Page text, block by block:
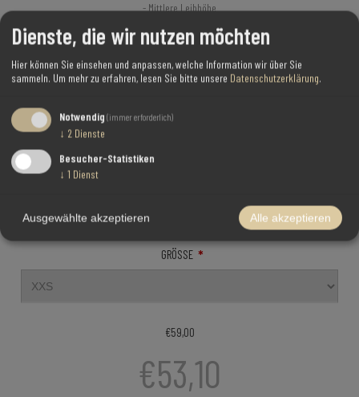
- Mittlere Leibhöhe
Verfügbarkeit: Bitte wählen Sie das/die gewünschte(n) Attribut(e) aus
Hersteller:
GRÖSSE *
€59,00
€53,10
Dienste, die wir nutzen möchten
Hier können Sie einsehen und anpassen, welche Information wir über Sie
sammeln. Um mehr zu erfahren, lesen Sie bitte unsere Datenschutzerklärung.
Notwendig (immer erforderlich)
↓ 2 Dienste
Besucher-Statistiken
↓ 1 Dienst
Ausgewählte akzeptieren Alle akzeptieren